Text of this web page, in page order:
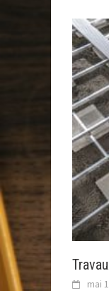
mai